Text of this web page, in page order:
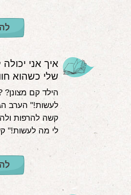
איך אני יכולה
שלי כשהוא
הילד קם מצונן?
לעשות!" הערב
קשה להרפות
לי מה לעשות!"